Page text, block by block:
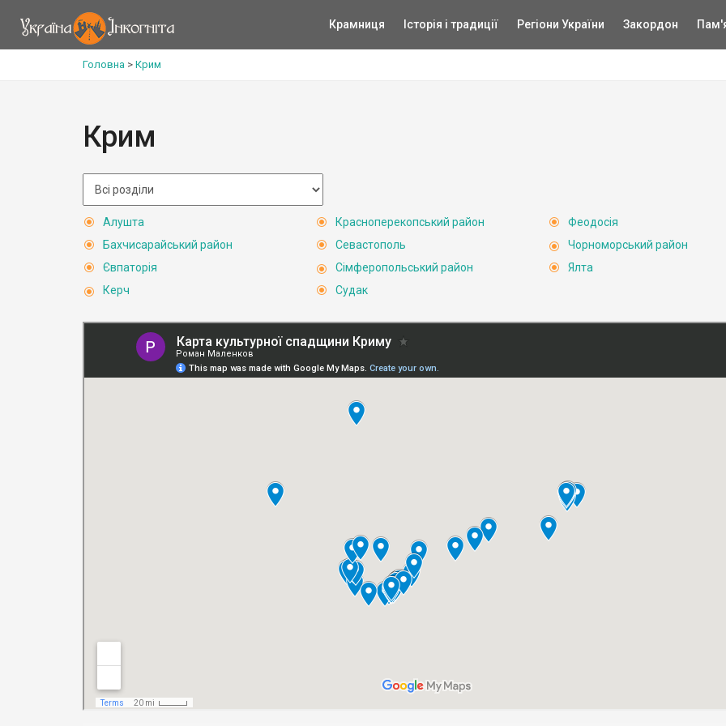
Крамниця Історія і традиції Регіони України Закордон
Головна > Крим
Крим
Алушта
Бахчисарайський район
Євпаторія
Керч
Красноперекопський район
Севастополь
Сімферопольський район
Судак
Феодосія
Чорноморський район
Ялта